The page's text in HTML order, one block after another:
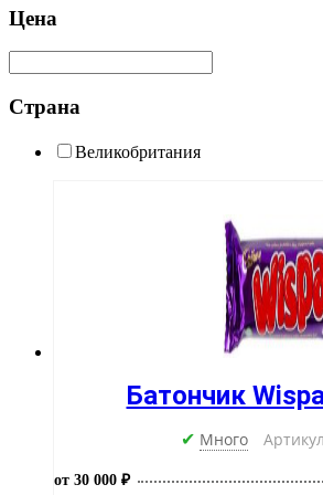
Цена
Страна
Великобритания
Батончик
✔ Много
от 30 000 ₽